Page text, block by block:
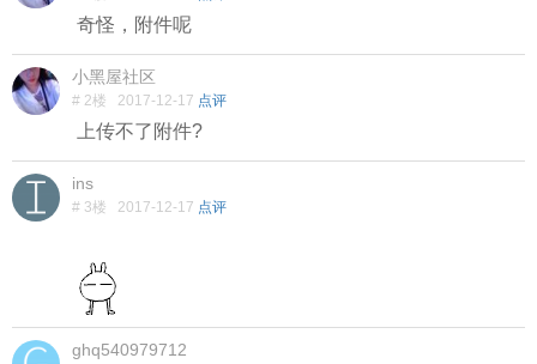
奇怪，附件呢
小黑屋社区
# 2楼 2017-12-17 点评
上传不了附件?
ins
# 3楼 2017-12-17 点评
ghq540979712